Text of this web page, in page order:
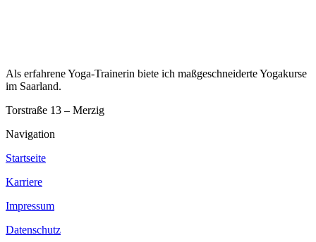
der
Produktseite
können
Als erfahrene Yoga-Trainerin biete ich maßgeschneiderte Yogakurse
im Saarland.
Torstraße 13 – Merzig
Navigation
Startseite
Karriere
Impressum
Datenschutz